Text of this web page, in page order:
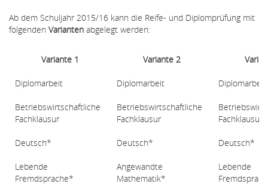
Ab dem Schuljahr 2015/16 kann die Reife- und Diplomprüfung mit
folgenden Varianten abgelegt werden:
Variante 1 Variante 2
Diplomarbeit Diplomarbeit Diplomarbeit
Betriebswirtschaftliche
Fachklausur
Betriebswirtschaftliche
Fachklausur
Fachklausur
Deutsch* Deutsch* Deutsch*
Lebende
Fremdsprache*
Angewandte
Mathematik*
Lebende